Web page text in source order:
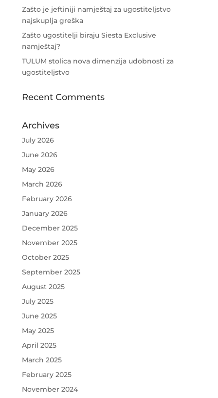
Zašto je jeftiniji namještaj za ugostiteljstvo
najskuplja greška
Zašto ugostitelji biraju Siesta Exclusive
namještaj?
TULUM stolica nova dimenzija udobnosti za
ugostiteljstvo
Recent Comments
Archives
July 2026
June 2026
May 2026
March 2026
February 2026
January 2026
December 2025
November 2025
October 2025
September 2025
August 2025
July 2025
June 2025
May 2025
April 2025
March 2025
February 2025
November 2024